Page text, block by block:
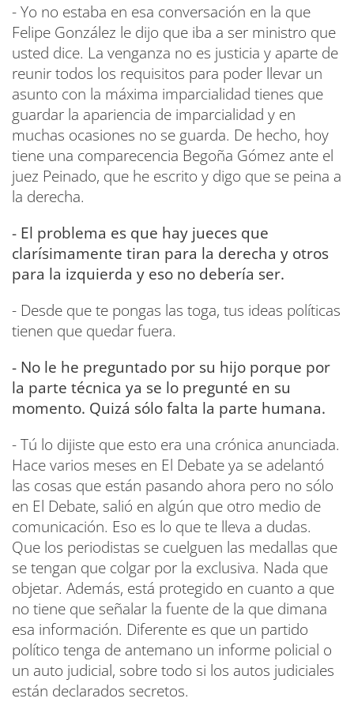
- Yo no estaba en esa conversación en la que
Felipe González le dijo que iba a ser ministro que
usted dice. La venganza no es justicia y aparte de
reunir todos los requisitos para poder llevar un
asunto con la máxima imparcialidad tienes que
guardar la apariencia de imparcialidad y en
muchas ocasiones no se guarda. De hecho, hoy
tiene una comparecencia Begoña Gómez ante el
juez Peinado, que he escrito y digo que se peina a
la derecha.
- El problema es que hay jueces que
clarísimamente tiran para la derecha y otros
para la izquierda y eso no debería ser.
- Desde que te pongas las toga, tus ideas políticas
tienen que quedar fuera.
- No le he preguntado por su hijo porque por
la parte técnica ya se lo pregunté en su
momento. Quizá sólo falta la parte humana.
- Tú lo dijiste que esto era una crónica anunciada.
Hace varios meses en El Debate ya se adelantó
las cosas que están pasando ahora pero no sólo
en El Debate, salió en algún que otro medio de
comunicación. Eso es lo que te lleva a dudas.
Que los periodistas se cuelguen las medallas que
se tengan que colgar por la exclusiva. Nada que
objetar. Además, está protegido en cuanto a que
no tiene que señalar la fuente de la que dimana
esa información. Diferente es que un partido
político tenga de antemano un informe policial o
un auto judicial, sobre todo si los autos judiciales
están declarados secretos.